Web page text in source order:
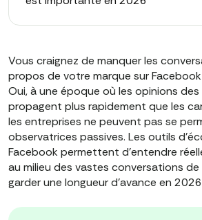
Vous craignez de manquer les
propos de votre marque sur
Oui, à une époque où les opinions
propagent plus rapidement que les
les entreprises ne peuvent pas se
observatrices passives. Les outils
Facebook permettent d'entendre
au milieu des vastes conversations
garder une longueur d'avance en